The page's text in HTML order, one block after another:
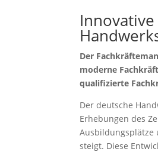
Der
moderne
qualifizierte
Der deutsche
Erhebungen des
Ausbildungsplätze
steigt. Diese